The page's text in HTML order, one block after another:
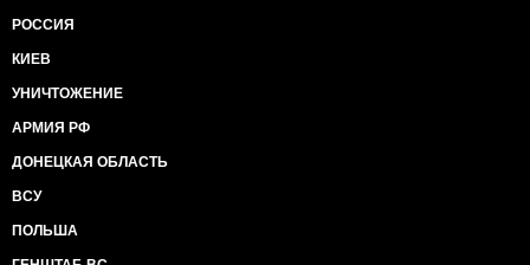
РОССИЯ
КИЕВ
УНИЧТОЖЕНИЕ
АРМИЯ РФ
ДОНЕЦКАЯ ОБЛАСТЬ
ВСУ
ПОЛЬША